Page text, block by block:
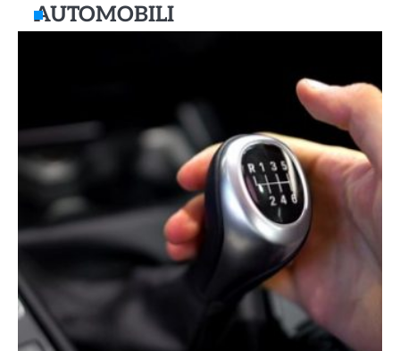
AUTOMOBILI